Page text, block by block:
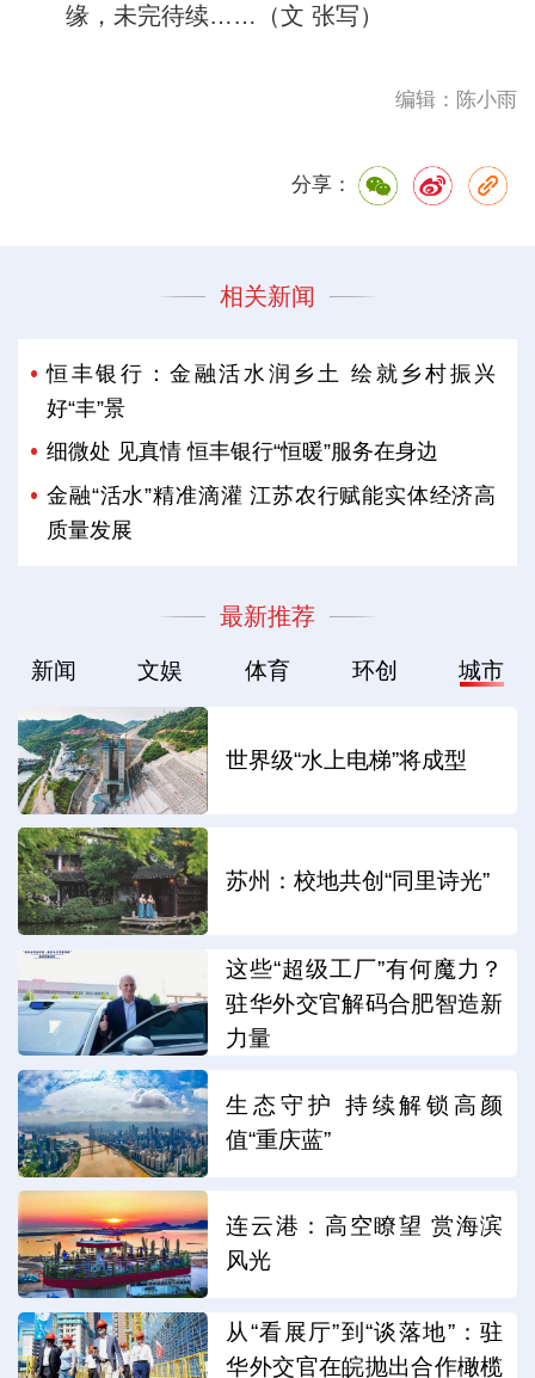
缘，未完待续……（文 张写）
编辑：陈小雨
分享：
相关新闻
恒丰银行：金融活水润乡土 绘就乡村振兴
好“丰”景
细微处 见真情 恒丰银行“恒暖”服务在身边
金融“活水”精准滴灌 江苏农行赋能实体经济高
质量发展
最新推荐
新闻 文娱 体育 环创 城市
世界级“水上电梯”将成型
苏州：校地共创“同里诗光”
这些“超级工厂”有何魔力？
驻华外交官解码合肥智造新
力量
生态守护 持续解锁高颜
值“重庆蓝”
连云港：高空瞭望 赏海滨
风光
从“看展厅”到“谈落地”：驻
华外交官在皖抛出合作橄榄